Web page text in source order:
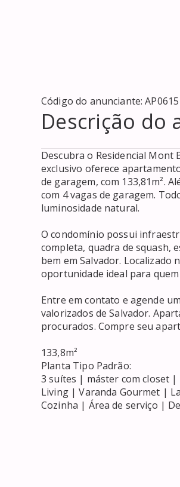
Código do anunciante:AP0615
Descrição do
Descubra o Residencial Mont
exclusivo oferece
de garagem, com 133,81m².
com 4 vagas de garagem.
luminosidade natural.
O condomínio possui
completa, quadra de squash,
bem em Salvador. Localizado
oportunidade ideal para quem
Entre em contato e agende
valorizados de Salvador.
procurados. Compre seu
133,8m²
Planta Tipo Padrão:
3 suítes | máster com closet |
Living | Varanda Gourmet |
Cozinha | Área de serviço |